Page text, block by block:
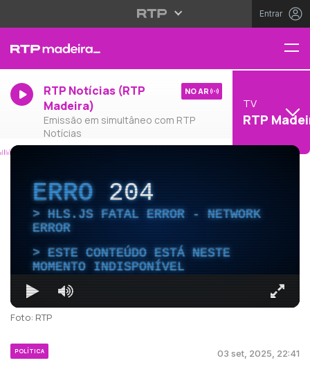
Entrar
RTP Notícias (RTP
Madeira)
Emissão em simultâneo com RTP
Notícias
NO AR
TV
RTP
ERRO204
HLS.JS FATAL ERROR - NETWORK
ERROR
ESTE CONTEÚDO ESTÁ NESTE
MOMENTO INDISPONÍVEL
Foto: RTP
POLÍTICA 03 set, 2025, 22:41